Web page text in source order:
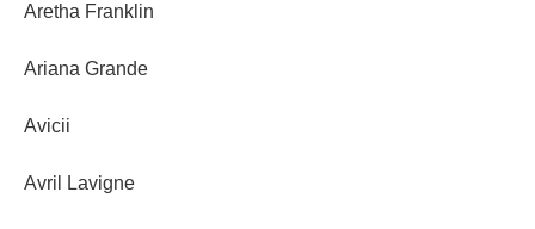
Aretha Franklin
Ariana Grande
Avicii
Avril Lavigne